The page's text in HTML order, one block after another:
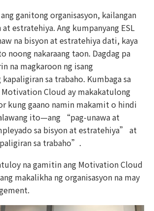
ganitong organisasyon, kailangan
estratehiya. Ang kumpanyang ESL
na bisyon at estratehiya dati, kaya
noong nakaraang taon. Dagdag pa
na magkaroon ng isang
sa trabaho. Kumbaga sa
Motivation Cloud ay makakatulong
kung gaano namin makamit o hindi
ito—ang “pag-unawa at
sa bisyon at estratehiya” at
sa trabaho”.
na gamitin ang Motivation Cloud
makalikha ng organisasyon na may